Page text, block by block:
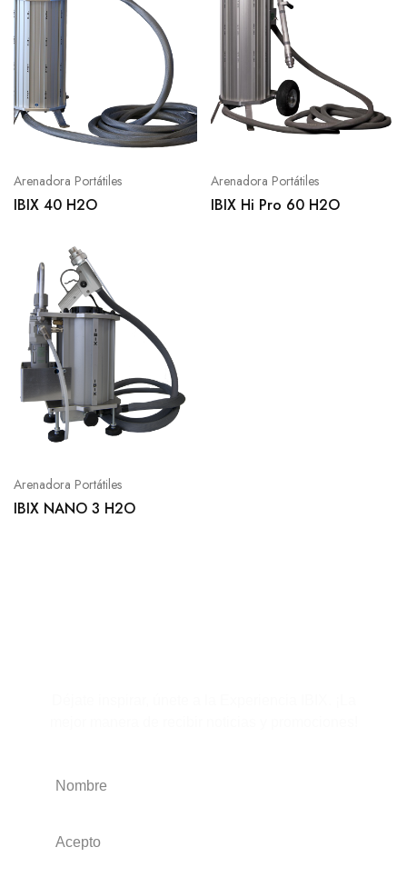
Arenadora Portátiles
IBIX 40 H2O
Arenadora Portátiles
IBIX Hi Pro 60 H2O
Arenadora Portátiles
IBIX NANO 3 H2O